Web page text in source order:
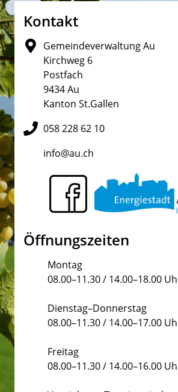
Fusszeile
Kontakt
Gemeindeverwaltung Au
Kirchweg 6
Postfach
9434 Au
Kanton St.Gallen
058 228 62 10
info@au.ch
Öffnungszeiten
Montag
08.00–11.30 / 14.00–18.00
Dienstag–Donnerstag
08.00–11.30 / 14.00–17.00
Freitag
08.00–11.30 / 14.00–16.00